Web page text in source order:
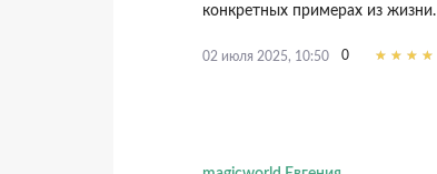
конкретных примерах из жизни.
02 июля 2025, 10:50 0